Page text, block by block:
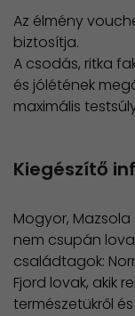
Az élmény
biztosítja.
A csodás, ritka
és jólétének
maximális
Kiegészítő
Mogyor,
nem csupán
családtagok:
Fjord lovak, akik
természetükről